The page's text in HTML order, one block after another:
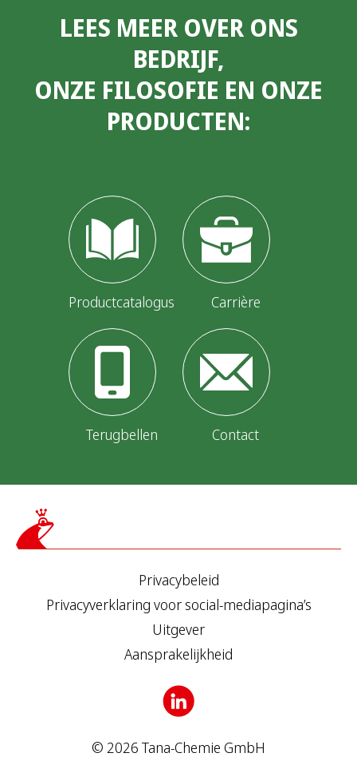
LEES MEER OVER ONS
BEDRIJF,
ONZE FILOSOFIE EN ONZE
PRODUCTEN:
Productcatalogus Carrière
Terugbellen Contact
© 2026 Tana-Chemie GmbH
Privacybeleid
Privacyverklaring voor social-mediapagina’s
Uitgever
Aansprakelijkheid